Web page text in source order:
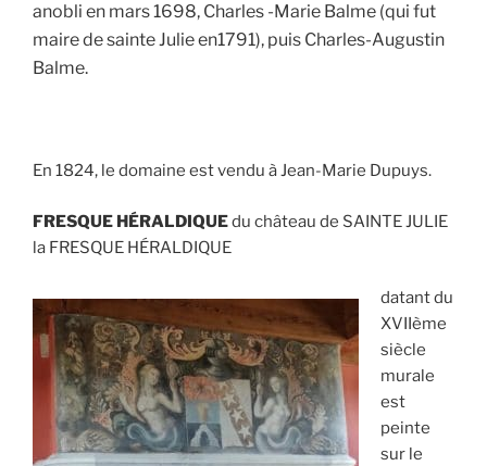
anobli en mars 1698, Charles -Marie Balme (qui fut
maire de sainte Julie en1791), puis Charles-Augustin
Balme.
En 1824, le domaine est vendu à Jean-Marie Dupuys.
FRESQUE HÉRALDIQUEdu château de SAINTE JULIE
la FRESQUE HÉRALDIQUE
datant du
XVIIème
siècle
murale
est
peinte
sur le